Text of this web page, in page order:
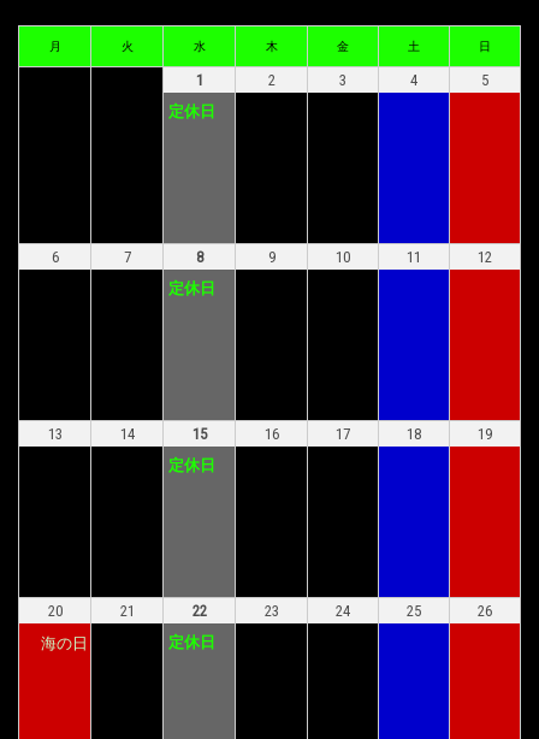
月 火 水 木 金 土 日
1
定休日
2 3 4 5
6 7
8
定休日
9 10 11 12
13 14
15
定休日
16 17 18 19
20
海の日
21
22
定休日
23 24 25 26